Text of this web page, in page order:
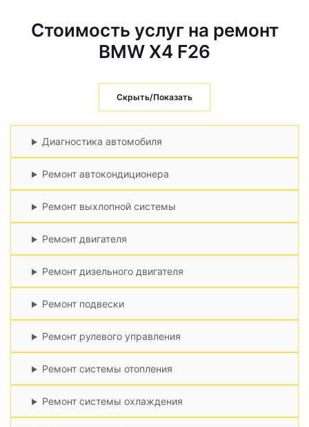
Стоимость услуг на ремонт
BMW X4 F26
Скрыть/Показать
Диагностика автомобиля
Ремонт автокондиционера
Ремонт выхлопной системы
Ремонт двигателя
Ремонт дизельного двигателя
Ремонт подвески
Ремонт рулевого управления
Ремонт системы отопления
Ремонт системы охлаждения